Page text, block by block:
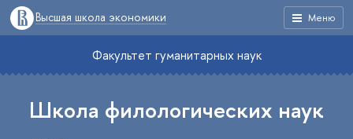
Меню
Высшая школа экономики
Факультет гуманитарных наук
Школа филологических наук